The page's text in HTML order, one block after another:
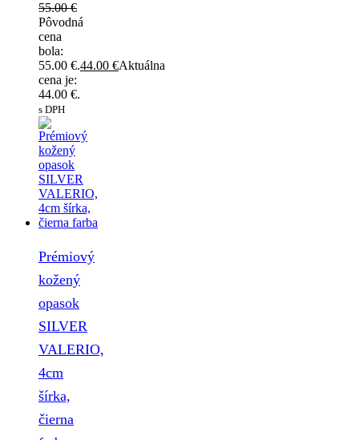
55.00€
Pôvodná
cena
bola:
55.00 €.44.00 €Aktuálna
cena je:
44.00 €.
s DPH
Prémiový
kožený
opasok
SILVER
VALERIO,
4cm
šírka,
čierna